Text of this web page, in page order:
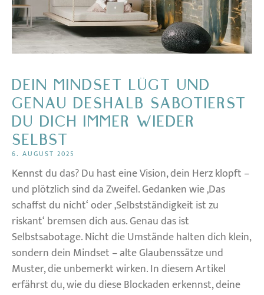
DEIN MINDSET LÜGT UND
GENAU DESHALB SABOTIERST
DU DICH IMMER WIEDER
SELBST
6. AUGUST 2025
Kennst du das? Du hast eine Vision, dein Herz klopft –
und plötzlich sind da Zweifel. Gedanken wie ‚Das
schaffst du nicht‘ oder ‚Selbstständigkeit ist zu
riskant‘ bremsen dich aus. Genau das ist
Selbstsabotage. Nicht die Umstände halten dich klein,
sondern dein Mindset – alte Glaubenssätze und
Muster, die unbemerkt wirken. In diesem Artikel
erfährst du, wie du diese Blockaden erkennst, deine